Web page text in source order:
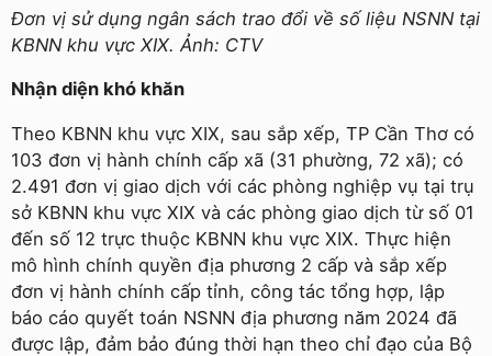
Đơn vị sử dụng ngân sách trao đổi về số liệu NSNN tại
KBNN khu vực XIX. Ảnh: CTV
Nhận diện khó khăn
Theo KBNN khu vực XIX, sau sắp xếp, TP Cần Thơ có
103 đơn vị hành chính cấp xã (31 phường, 72 xã); có
2.491 đơn vị giao dịch với các phòng nghiệp vụ tại trụ
sở KBNN khu vực XIX và các phòng giao dịch từ số 01
đến số 12 trực thuộc KBNN khu vực XIX. Thực hiện
mô hình chính quyền địa phương 2 cấp và sắp xếp
đơn vị hành chính cấp tỉnh, công tác tổng hợp, lập
báo cáo quyết toán NSNN địa phương năm 2024 đã
được lập, đảm bảo đúng thời hạn theo chỉ đạo của Bộ